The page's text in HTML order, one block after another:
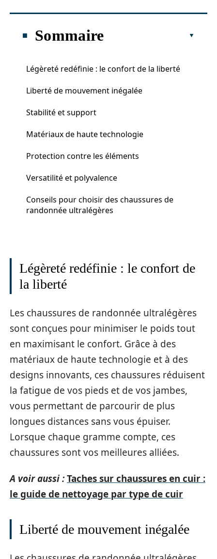
Sommaire
Légèreté redéfinie : le confort de la liberté
Liberté de mouvement inégalée
Stabilité et support
Matériaux de haute technologie
Protection contre les éléments
Versatilité et polyvalence
Conseils pour choisir des chaussures de
randonnée ultralégères
Légèreté redéfinie : le confort de
la liberté
Les chaussures de randonnée ultralégères
sont conçues pour minimiser le poids tout
en maximisant le confort. Grâce à des
matériaux de haute technologie et à des
designs innovants, ces chaussures réduisent
la fatigue de vos pieds et de vos jambes,
vous permettant de parcourir de plus
longues distances sans vous épuiser.
Lorsque chaque gramme compte, ces
chaussures sont vos meilleures alliées.
A voir aussi :Taches sur chaussures en cuir :
le guide de nettoyage par type de cuir
Liberté de mouvement inégalée